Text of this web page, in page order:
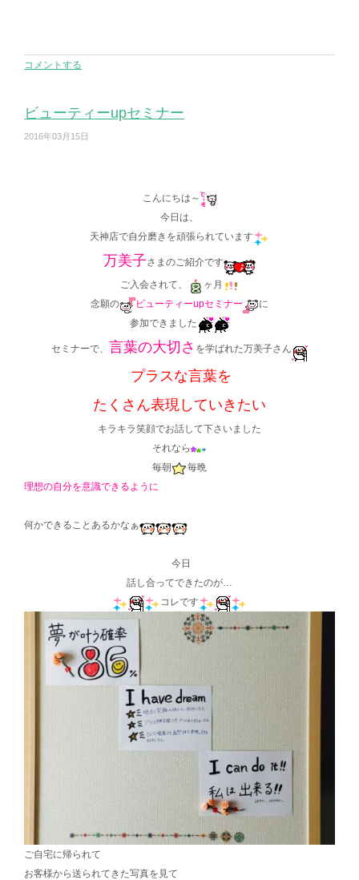
コメントする
ビューティーupセミナー
2016年03月15日
こんにちは～
今日は、
天神店で自分磨きを頑張られています
万美子さまのご紹介です
ご入会されて、
ヶ月
念願の
ビューティーupセミナー
に
参加できました
セミナーで、 言葉の大切さ を学ばれた万美子さん
プラスな言葉を
たくさん表現していきたい
キラキラ笑顔でお話して下さいました
それなら
毎朝
毎晩
理想の自分を意識できるように
何かできることあるかなぁ
今日
話し合ってできたのが…
コレです
ご自宅に帰られて
お客様から送られてきた写真を見て